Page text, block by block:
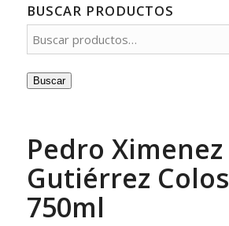
BUSCAR PRODUCTOS
Buscar
Pedro Ximenez
Gutiérrez
750ml